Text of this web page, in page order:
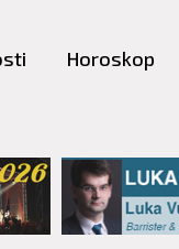
Horoskop